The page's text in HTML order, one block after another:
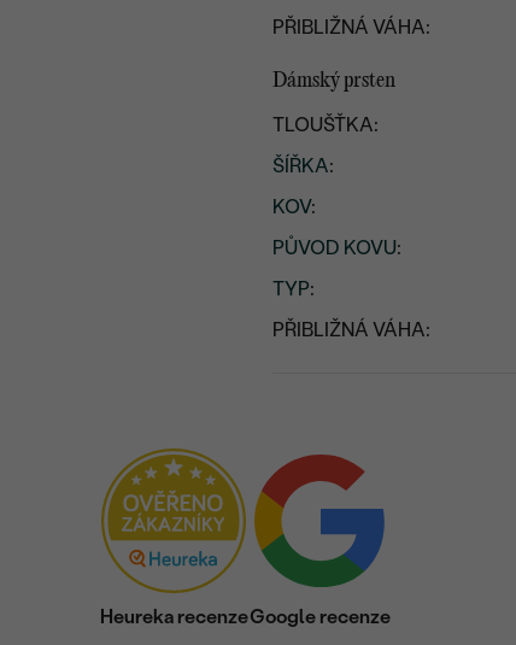
PŘIBLIŽNÁ VÁHA:
Dámský prsten
TLOUŠŤKA:
ŠÍŘKA:
KOV:
PŮVOD KOVU:
TYP:
PŘIBLIŽNÁ VÁHA:
Heureka recenzeGoogle recenze